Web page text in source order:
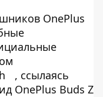
OnePlus
, ссылаясь
OnePlus Buds Z